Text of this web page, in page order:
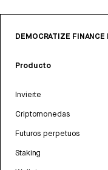
DEMOCRATIZE
Producto
Invierte
Criptomonedas
Futuros perpetuos
Staking